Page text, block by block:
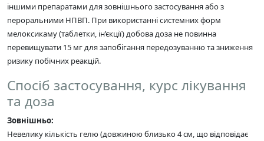
іншими препаратами для зовнішнього застосування або з
пероральними НПВП. При використанні системних форм
мелоксикаму (таблетки, ін’єкції) добова доза не повинна
перевищувати 15 мг для запобігання передозуванню та зниження
ризику побічних реакцій.
Спосіб застосування, курс лікування
та доза
Зовнішньо:
Невелику кількість гелю (довжиною близько 4 см, що відповідає